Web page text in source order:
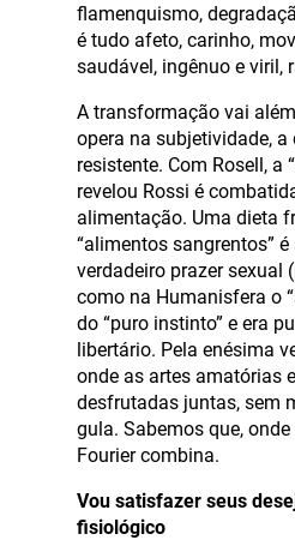
flamenquismo,
é tudo afeto, carinho,
saudável, ingênuo e viril,
A transformação vai
opera na subjetividade,
resistente. Com Rosell, a
revelou Rossi é
alimentação. Uma dieta
“alimentos sangrentos”
verdadeiro prazer sexual
como na Humanisfera o
do “puro instinto” e era
libertário. Pela enésima
onde as artes amatórias
desfrutadas juntas, sem
gula. Sabemos que,
Fourier combina.
Vou satisfazer seus
fisiológico